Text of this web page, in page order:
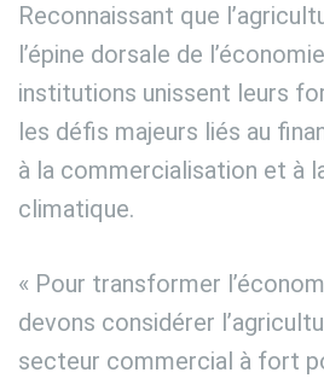
Reconnaissant que
l’épine dorsale de
institutions unissent leurs
les défis majeurs liés au
à la commercialisation et à
climatique.
« Pour transformer
devons considérer
secteur commercial à fort